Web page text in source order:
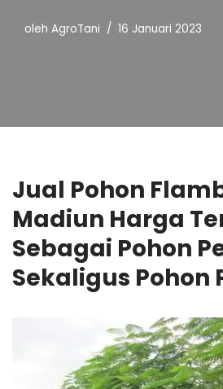
oleh AgroTani 16 Januari 2023
Jual Pohon
Madiun Harga
Sebagai Pohon
Sekaligus Pohon